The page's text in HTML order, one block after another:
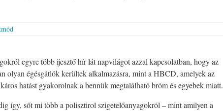
egyre több ijesztő hír lát napvilágot azzal kapcsolatban, hogy az
olyan égésgátlók kerültek alkalmazásra, mint a HBCD, amelyek az
hatást gyakorolnak a bennük megtalálható bróm és egyebek miatt.
így, sőt mi több a polisztirol szigetelőanyagokról – mint amilyen a